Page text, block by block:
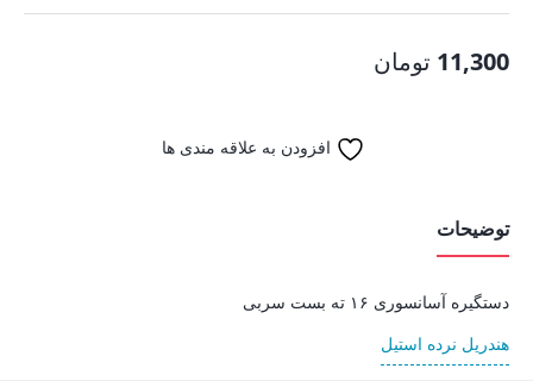
11,300 تومان
افزودن به علاقه مندی ها
توضیحات
دستگیره آسانسوری ۱۶ ته بست سربی
هندریل نرده استیل